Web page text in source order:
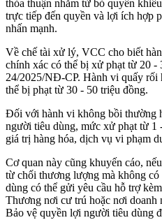
thỏa thuận nhằm từ bỏ quyền
trực tiếp đến quyền và lợi ích hợp
nhấn mạnh.
Về chế tài xử lý, VCC cho biết
chính xác có thể bị xử phạt từ 20 -
24/2025/NĐ-CP. Hành vi quấy rối
thể bị phạt từ 30 - 50 triệu đồng.
Đối với hành vi không bồi thường
người tiêu dùng, mức xử phạt từ 1
giá trị hàng hóa, dịch vụ vi phạm
Cơ quan này cũng khuyến cáo,
từ chối thương lượng mà không
dùng có thể gửi yêu cầu hỗ trợ
Thương nơi cư trú hoặc nơi doanh
Bảo vệ quyền lợi người tiêu dùng